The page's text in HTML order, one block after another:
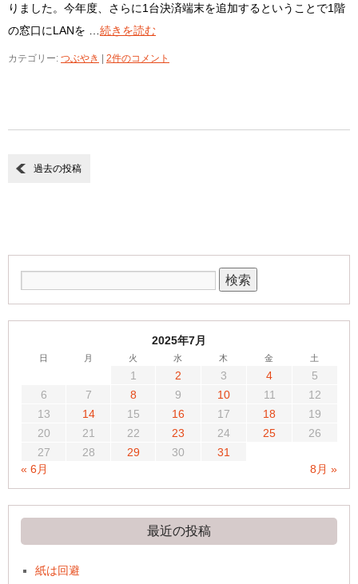
りました。今年度、さらに1台決済端末を追加するということで1階
の窓口にLANを … 続きを読む
カテゴリー: つぶやき 2件のコメント
過去の投稿
2025年7月
日 月 火 水 木 金 土
1 2 3 4
5
6
7 8 9 10 11
12
13
14 15 16 17 18
19
20
21 22 23 24 25
26
27
28 29 30
31
« 6月
8月 »
最近の投稿
紙は回避